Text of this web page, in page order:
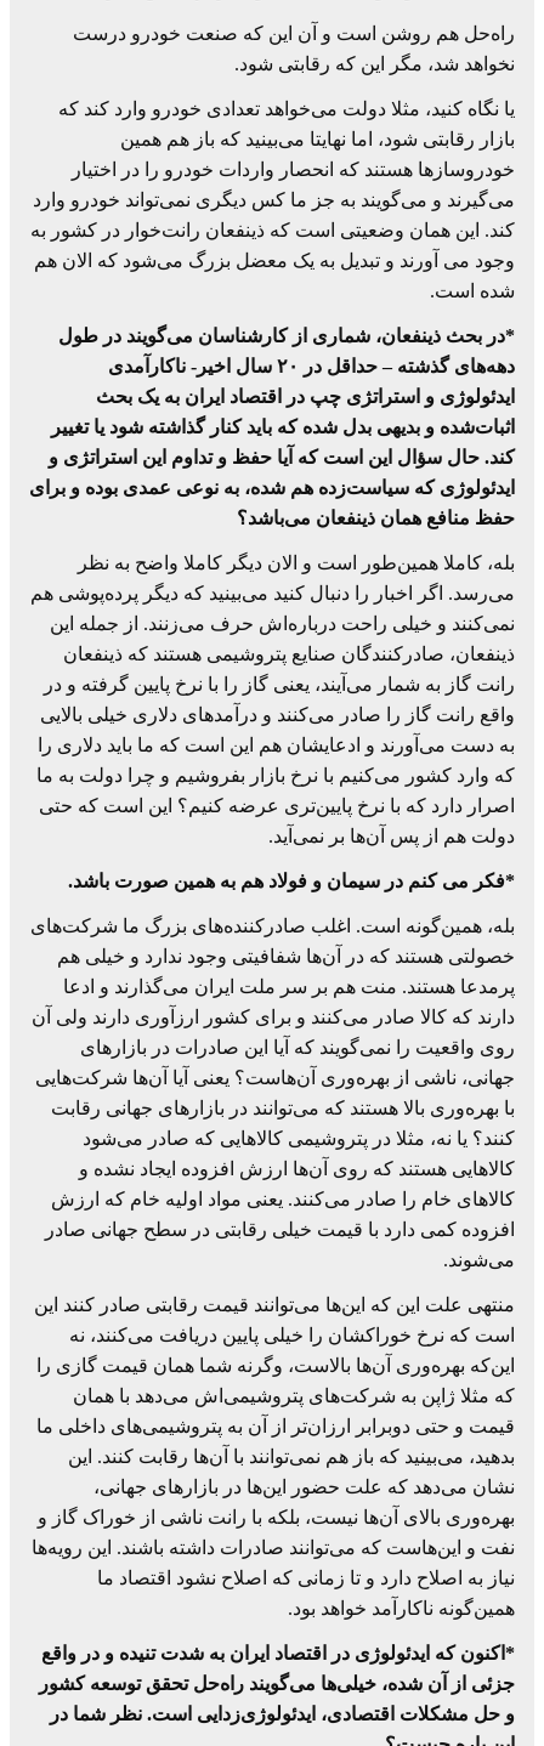
راه‌حل هم روشن است و آن این که صنعت خودرو درست
نخواهد شد، مگر این که رقابتی شود.
یا نگاه کنید، مثلا دولت می‌خواهد تعدادی خودرو وارد کند که
بازار رقابتی شود، اما نهایتا می‌بینید که باز هم همین
خودروسازها هستند که انحصار واردات خودرو را در اختیار
می‌گیرند و می‌گویند به جز ما کس دیگری نمی‌تواند خودرو وارد
کند. این همان وضعیتی است که ذینفعان رانت‌خوار در کشور به
وجود می آورند و تبدیل به یک معضل بزرگ می‌شود که الان هم
شده است.
*در بحث ذینفعان، شماری از کارشناسان می‌گویند در طول
دهه‌های گذشته – حداقل در ۲۰ سال اخیر- ناکارآمدی
ایدئولوژی و استراتژی چپ در اقتصاد ایران به یک بحث
اثبات‌شده و بدیهی بدل شده که باید کنار گذاشته شود یا تغییر
کند. حال سؤال این است که آیا حفظ و تداوم این استراتژی و
ایدئولوژی که سیاست‌زده هم شده، به نوعی عمدی بوده و برای
حفظ منافع همان ذینفعان می‌باشد؟
بله، کاملا همین‌طور است و الان دیگر کاملا واضح به نظر
می‌رسد. اگر اخبار را دنبال کنید می‌بینید که دیگر پرده‌پوشی هم
نمی‌کنند و خیلی راحت درباره‌اش حرف می‌زنند. از جمله این
ذینفعان، صادرکنندگان صنایع پتروشیمی هستند که ذینفعان
رانت گاز به شمار می‌آیند، یعنی گاز را با نرخ پایین گرفته و در
واقع رانت گاز را صادر می‌کنند و درآمدهای دلاری خیلی بالایی
به دست می‌آورند و ادعایشان هم این است که ما باید دلاری را
که وارد کشور می‌کنیم با نرخ بازار بفروشیم و چرا دولت به ما
اصرار دارد که با نرخ پایین‌تری عرضه کنیم؟ این است که حتی
دولت هم از پس آن‌ها بر نمی‌آید.
*فکر می کنم در سیمان و فولاد هم به همین صورت باشد.
بله، همین‌گونه است. اغلب صادرکننده‌های بزرگ ما شرکت‌های
خصولتی هستند که در آن‌ها شفافیتی وجود ندارد و خیلی هم
پرمدعا هستند. منت هم بر سر ملت ایران می‌گذارند و ادعا
دارند که کالا صادر می‌کنند و برای کشور ارزآوری دارند ولی آن
روی واقعیت را نمی‌گویند که آیا این صادرات در بازارهای
جهانی، ناشی از بهره‌وری آن‌هاست؟ یعنی آیا آن‌ها شرکت‌هایی
با بهره‌وری بالا هستند که می‌توانند در بازارهای جهانی رقابت
کنند؟ یا نه، مثلا در پتروشیمی کالاهایی که صادر می‌شود
کالاهایی هستند که روی آن‌ها ارزش افزوده ایجاد نشده و
کالاهای خام را صادر می‌کنند. یعنی مواد اولیه خام که ارزش
افزوده کمی دارد با قیمت خیلی رقابتی در سطح جهانی صادر
می‌شوند.
منتهی علت این که این‌ها می‌توانند قیمت رقابتی صادر کنند این
است که نرخ خوراکشان را خیلی پایین دریافت می‌کنند، نه
این‌که بهره‌وری آن‌ها بالاست، وگرنه شما همان قیمت گازی را
که مثلا ژاپن به شرکت‌های پتروشیمی‌اش می‌دهد با همان
قیمت و حتی دوبرابر ارزان‌تر از آن به پتروشیمی‌های داخلی ما
بدهید، می‌بینید که باز هم نمی‌توانند با آن‌ها رقابت کنند. این
نشان می‌دهد که علت حضور این‌ها در بازارهای جهانی،
بهره‌وری بالای آن‌ها نیست، بلکه با رانت ناشی از خوراک گاز و
نفت و این‌هاست که می‌توانند صادرات داشته باشند. این‌ رویه‌ها
نیاز به اصلاح دارد و تا زمانی که اصلاح نشود اقتصاد ما
همین‌گونه ناکارآمد خواهد بود.
*اکنون که ایدئولوژی در اقتصاد ایران به شدت تنیده و در واقع
جزئی از آن شده، خیلی‌ها می‌گویند راه‌حل تحقق توسعه کشور
و حل مشکلات اقتصادی، ایدئولوژی‌زدایی است. نظر شما در